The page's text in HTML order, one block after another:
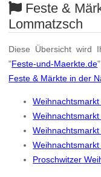
Feste &
Lommatzsch
Diese Übersicht wird
"Feste-und-Maerkte.de
Feste & Märkte in der
Proschwitzer